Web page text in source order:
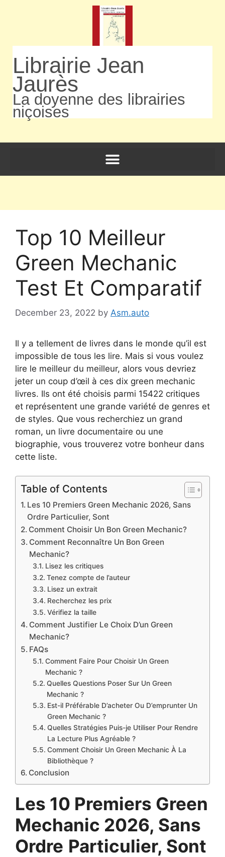
Librairie Jean
Jaurès
La doyenne des librairies
niçoises
Top 10 Meilleur
Green Mechanic
Test Et Comparatif
December 23, 2022 by Asm.auto
Il y a tellement de livres dans le monde qu’il est
impossible de tous les lire. Mais si vous voulez
lire le meilleur du meilleur, alors vous devriez
jeter un coup d’œil à ces dix green mechanic
livres. Ils ont été choisis parmi 15422 critiques
et représentent une grande variété de genres et
de styles. Que vous recherchiez un grand
roman, un livre documentaire ou une
biographie, vous trouverez votre bonheur dans
cette liste.
Table of Contents
Les 10 Premiers Green Mechanic 2026, Sans
Ordre Particulier, Sont
Comment Choisir Un Bon Green Mechanic?
Comment Reconnaître Un Bon Green
Mechanic?
Lisez les critiques
Tenez compte de l’auteur
Lisez un extrait
Recherchez les prix
Vérifiez la taille
Comment Justifier Le Choix D’un Green
Mechanic?
FAQs
Comment Faire Pour Choisir Un Green
Mechanic ?
Quelles Questions Poser Sur Un Green
Mechanic ?
Est-il Préférable D’acheter Ou D’emprunter Un
Green Mechanic ?
Quelles Stratégies Puis-je Utiliser Pour Rendre
La Lecture Plus Agréable ?
Comment Choisir Un Green Mechanic À La
Bibliothèque ?
Conclusion
Les 10 Premiers Green
Mechanic 2026, Sans
Ordre Particulier, Sont